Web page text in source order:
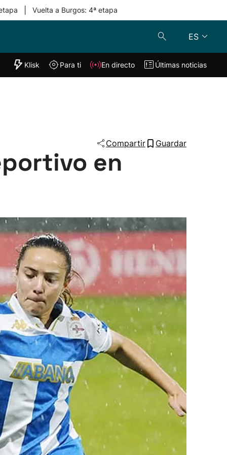
Vuelta a Burgos: 4ª etapa
ES
"Helmuga"
Klisk En directo
Klisk Para ti En directo Últimas noticias
Compartir Guardar
en